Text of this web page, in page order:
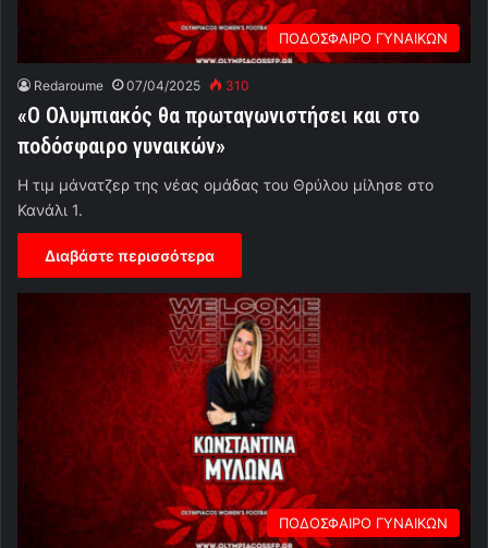
ΠΟΔΟΣΦΑΙΡΟ ΓΥΝΑΙΚΩΝ
Redaroume 07/04/2025 310
«Ο Ολυμπιακός θα πρωταγωνιστήσει και στο
ποδόσφαιρο γυναικών»
Η τιμ μάνατζερ της νέας ομάδας του Θρύλου μίλησε στο
Κανάλι 1.
Διαβάστε περισσότερα
ΠΟΔΟΣΦΑΙΡΟ ΓΥΝΑΙΚΩΝ